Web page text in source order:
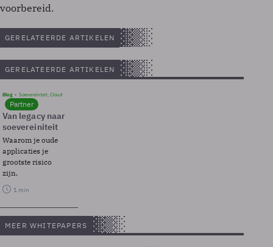
voorbereid.
GERELATEERDE ARTIKELEN
GERELATEERDE ARTIKELEN
Blog Soevereinteit, Cloud
Partner
Van legacy naar
soevereiniteit
Waarom je oude
applicaties je
grootste risico
zijn.
1 min
MEER WHITEPAPERS